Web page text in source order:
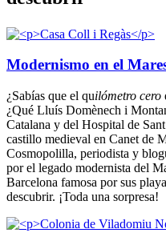
Modernismo en el
¿Sabías que el quilómetro cero
¿Qué Lluís Domènech i
Catalana y del Hospital de
castillo medieval en Canet de
Cosmopolilla, periodista y
por el legado modernista del
Barcelona famosa por sus
descubrir. ¡Toda una sorpresa!